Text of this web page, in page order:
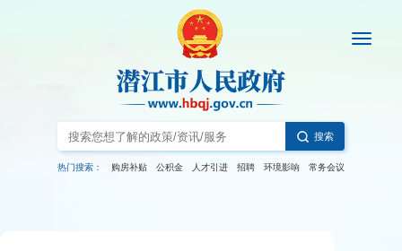
搜索
热门搜索： 购房补贴 公积金 人才引进 招聘 环境影响 常务会议